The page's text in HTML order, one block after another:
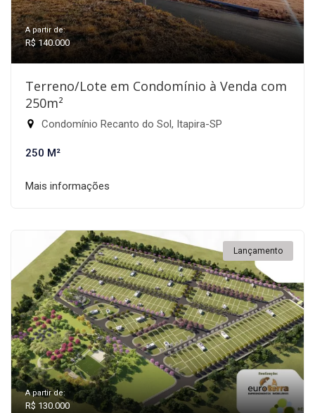
A partir de:
R$ 140.000
Terreno/Lote em Condomínio à Venda com
250m²
Condomínio Recanto do Sol, Itapira-SP
250 M²
Mais informações
Lançamento
A partir de:
R$ 130.000